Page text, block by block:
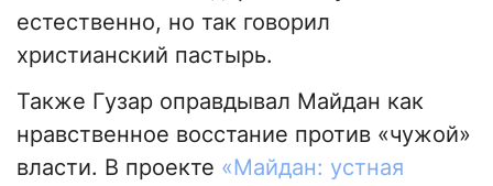
естественно, но так говорил
христианский пастырь.
Также Гузар оправдывал Майдан как
нравственное восстание против «чужой»
власти. В проекте «Майдан: устная